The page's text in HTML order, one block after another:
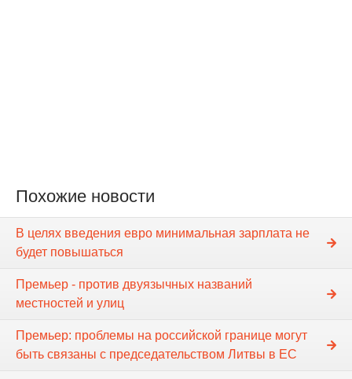
Похожие новости
В целях введения евро минимальная зарплата не
будет повышаться
Премьер - против двуязычных названий
местностей и улиц
Премьер: проблемы на российской границе могут
быть связаны с председательством Литвы в ЕС